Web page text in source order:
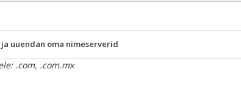
uuendan oma nimeserverid
.com, .com.mx